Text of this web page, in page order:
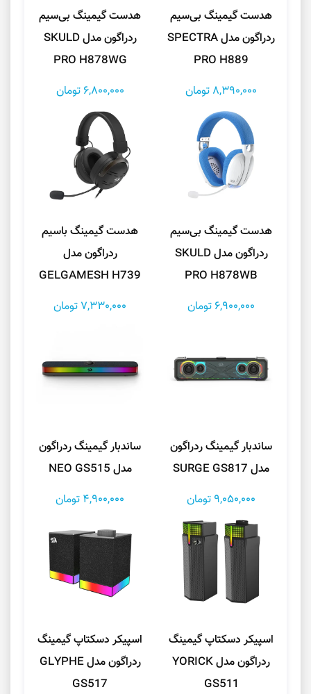
هدست گیمینگ بی‌سیم
ردراگون مدل SPECTRA
PRO H889
8,390,000 تومان
هدست گیمینگ بی‌سیم
ردراگون مدل SKULD
PRO H878WG
6,800,000 تومان
هدست گیمینگ بی‌سیم
ردراگون مدل SKULD
PRO H878WB
6,900,000 تومان
هدست گیمینگ باسیم
ردراگون مدل
GELGAMESH H739
7,330,000 تومان
ساندبار گیمینگ ردراگون
مدل SURGE GS817
9,050,000 تومان
ساندبار گیمینگ ردراگون
مدل NEO GS515
4,900,000 تومان
اسپیکر دسکتاپ گیمینگ
ردراگون مدل YORICK
GS511
اسپیکر دسکتاپ گیمینگ
ردراگون مدل GLYPHE
GS517